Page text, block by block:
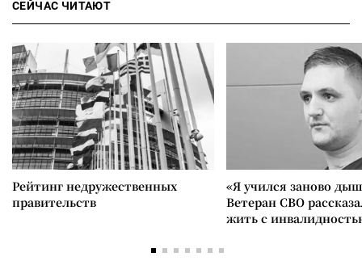
СЕЙЧАС ЧИТАЮТ
Рейтинг недружественных
правительств
«Я учился заново
Ветеран СВО
жить с